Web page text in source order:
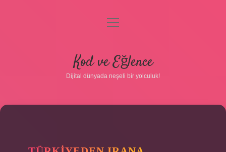
Gizlilik Politikası
Hakkımızda
menüyü
Kod ve Eğlence
Dijital dünyada neşeli bir yolculuk!